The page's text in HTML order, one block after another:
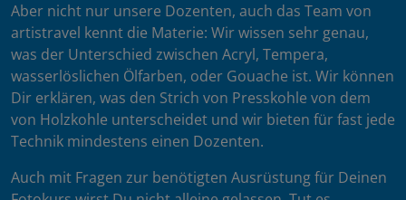
Aber nicht nur unsere Dozenten, auch das Team von
artistravel kennt die Materie: Wir wissen sehr genau,
was der Unterschied zwischen Acryl, Tempera,
wasserlöslichen Ölfarben, oder Gouache ist. Wir können
Dir erklären, was den Strich von Presskohle von dem
von Holzkohle unterscheidet und wir bieten für fast jede
Technik mindestens einen Dozenten.
Auch mit Fragen zur benötigten Ausrüstung für Deinen